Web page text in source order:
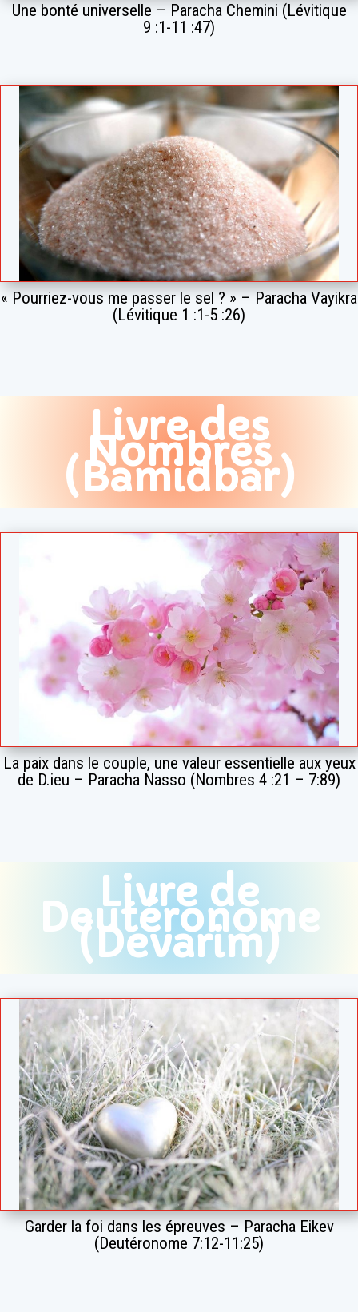
Une bonté universelle – Paracha Chemini (Lévitique
9 :1-11 :47)
« Pourriez-vous me passer le sel ? » – Paracha Vayikra
(Lévitique 1 :1-5 :26)
Livre des
Nombres
(Bamidbar)
La paix dans le couple, une valeur essentielle aux yeux
de D.ieu – Paracha Nasso (Nombres 4 :21 – 7:89)
Livre de
Deutéronome
(Devarim)
Garder la foi dans les épreuves – Paracha Eikev
(Deutéronome 7:12-11:25)